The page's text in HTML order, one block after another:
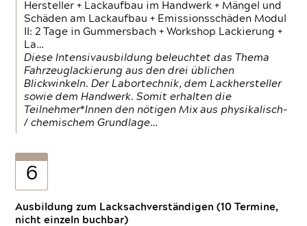
Hersteller + Lackaufbau im Handwerk + Mängel und
Schäden am Lackaufbau + Emissionsschäden Modul
II: 2 Tage in Gummersbach + Workshop Lackierung +
La…
Diese Intensivausbildung beleuchtet das Thema
Fahrzeuglackierung aus den drei üblichen
Blickwinkeln. Der Labortechnik, dem Lackhersteller
sowie dem Handwerk. Somit erhalten die
Teilnehmer*Innen den nötigen Mix aus physikalisch-
/ chemischem Grundlage…
6
Ausbildung zum Lacksachverständigen (10 Termine,
nicht einzeln buchbar)